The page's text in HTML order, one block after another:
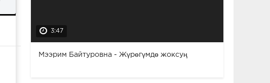
3:47
Мээрим Байтуровна - Жүрөгүмдө жоксуң